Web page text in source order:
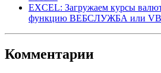
EXCEL: Загружаем курсы
функцию ВЕБСЛУЖБА или
Комментарии